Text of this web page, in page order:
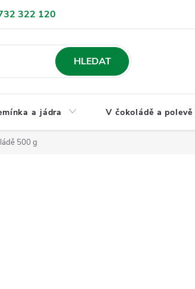
322 120
údajů Jak nakupovat
HLEDAT
a jádra V čokoládě a polevě
500 g